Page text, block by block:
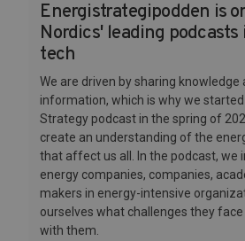
Energistrategipodden is
Nordics' leading podcasts
tech
We are driven by sharing
information, which is why we
Strategy podcast in the spring of
create an understanding of the
that affect us all. In the podcast, we
energy companies, companies,
makers in energy-intensive
ourselves what challenges they face
with them.